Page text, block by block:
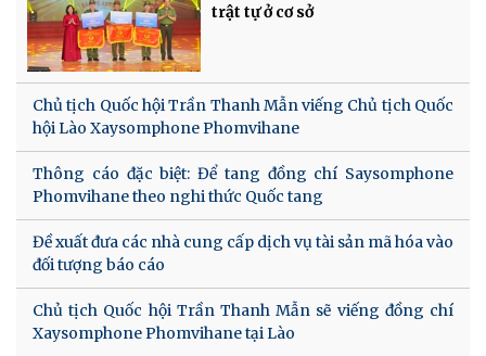
trật tự ở cơ sở
Chủ tịch Quốc hội Trần Thanh Mẫn viếng Chủ tịch Quốc
hội Lào Xaysomphone Phomvihane
Thông cáo đặc biệt: Để tang đồng chí Saysomphone
Phomvihane theo nghi thức Quốc tang
Đề xuất đưa các nhà cung cấp dịch vụ tài sản mã hóa vào
đối tượng báo cáo
Chủ tịch Quốc hội Trần Thanh Mẫn sẽ viếng đồng chí
Xaysomphone Phomvihane tại Lào